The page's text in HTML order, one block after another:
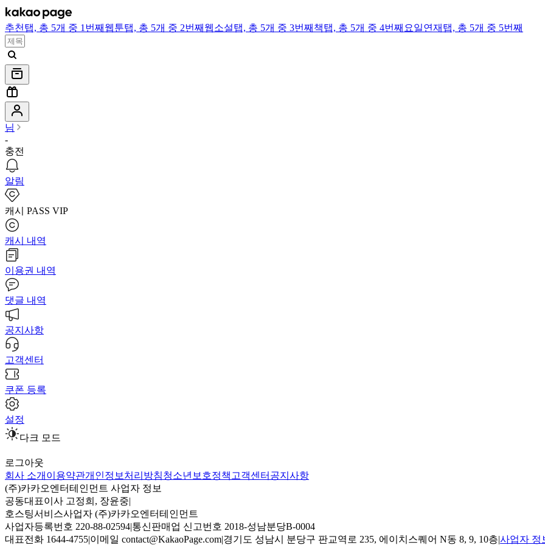
추천 탭, 총 5개 중 1번째 웹툰탭, 총 5개 중 2번째 웹소설탭, 총 5개 중 3번째 책탭, 총 5개 중 4번째 요일연재 탭, 총 5개 중 5번째
님
-
충전
알림
캐시 PASS VIP
캐시 내역
이용권 내역
댓글 내역
공지사항
고객센터
쿠폰 등록
설정
다크 모드
로그아웃
회사 소개 이용약관개인정보처리방침청소년보호정책 고객센터 공지사항
(주)카카오엔터테인먼트 사업자 정보
공동대표이사 고정희, 장윤중|
호스팅서비스사업자 (주)카카오엔터테인먼트
사업자등록번호 220-88-02594|통신판매업 신고번호 2018-성남분당B-0004
대표전화 1644-4755|이메일 contact@KakaoPage.com|경기도 성남시 분당구 판교역로 235, 에이치스퀘어 N동 8, 9, 10층|사업자 정